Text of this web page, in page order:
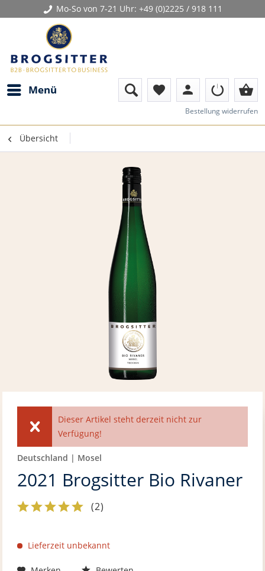
Mo-So von 7-21 Uhr: +49 (0)2225 / 918 111
Menü favorite person shopping_basket
Bestellung widerrufen
Übersicht
Dieser Artikel steht derzeit nicht zur
Verfügung!
Deutschland | Mosel
2021 Brogsitter Bio Rivaner
(2)
Lieferzeit unbekannt